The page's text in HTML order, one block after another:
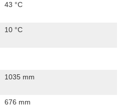
43 °C
10 °C
1035 mm
676 mm